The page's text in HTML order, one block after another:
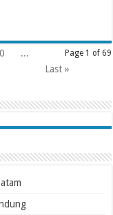
Page 1 of 69
...
Last »